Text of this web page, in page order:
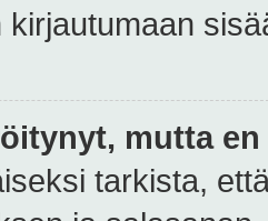
kirjautumaan
mutta
tarkista,